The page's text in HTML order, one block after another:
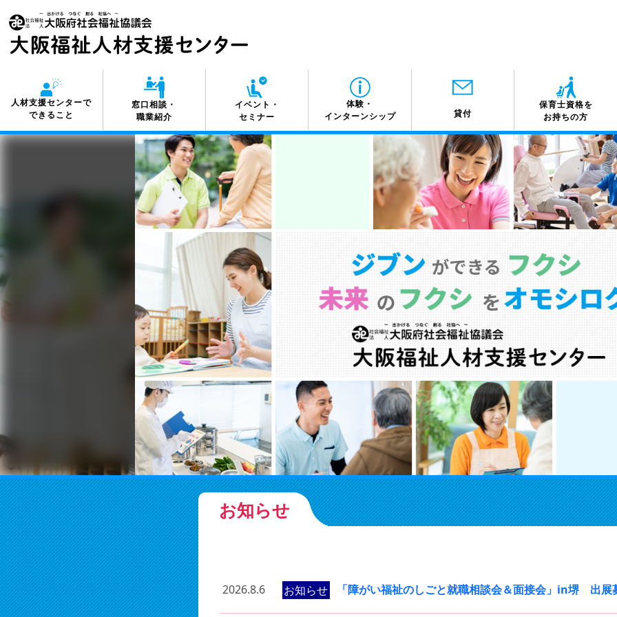
人材支援センターで
できること
窓口相談・
職業紹介
イベント・
セミナー
体験・
インターンシップ
貸付
保育士資格を
お持ちの方
お知らせ
2026.8.6 お知らせ 「障がい福祉のしごと就職相談会＆面接会」in堺 出展